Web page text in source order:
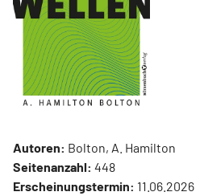
Autoren: Bolton, A. Hamilton
Seitenanzahl: 448
Erscheinungstermin: 11.06.2026